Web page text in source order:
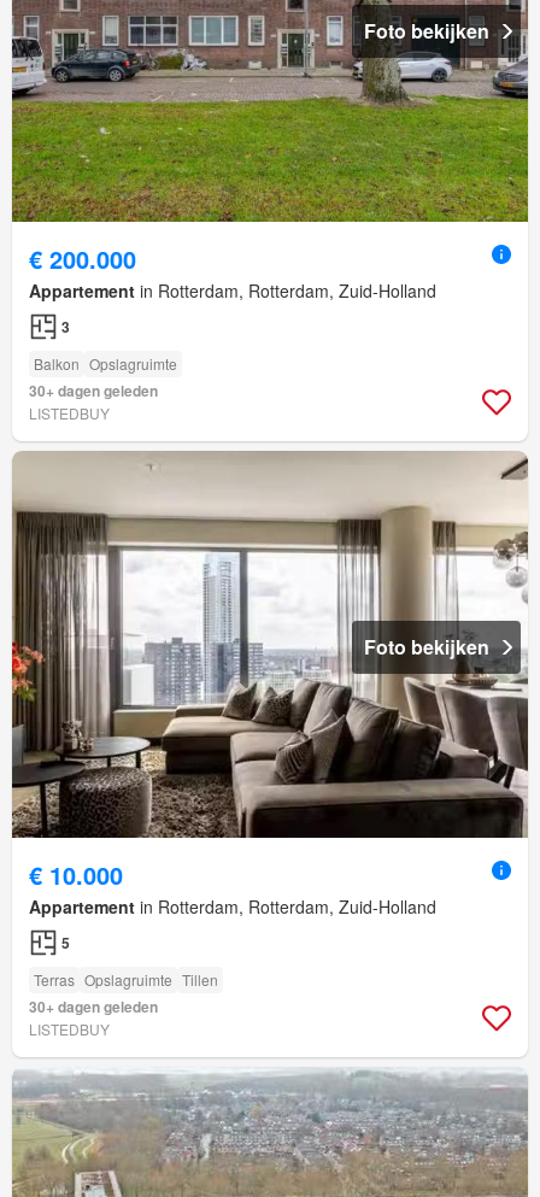
Foto bekijken
€ 200.000
Appartement in Rotterdam, Rotterdam, Zuid-Holland
3
Balkon Opslagruimte
30+ dagen geleden
LISTEDBUY
Foto bekijken
€ 10.000
Appartement in Rotterdam, Rotterdam, Zuid-Holland
5
Terras Opslagruimte Tillen
30+ dagen geleden
LISTEDBUY